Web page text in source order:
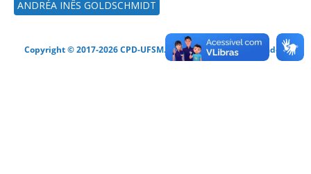
ANDRÉA INÊS GOLDSCHMIDT
Copyright © 2017-2026 CPD-UFSM. Todos os direitos reservados.